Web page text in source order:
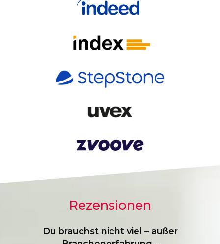
Rezensionen
Du brauchst nicht viel – außer